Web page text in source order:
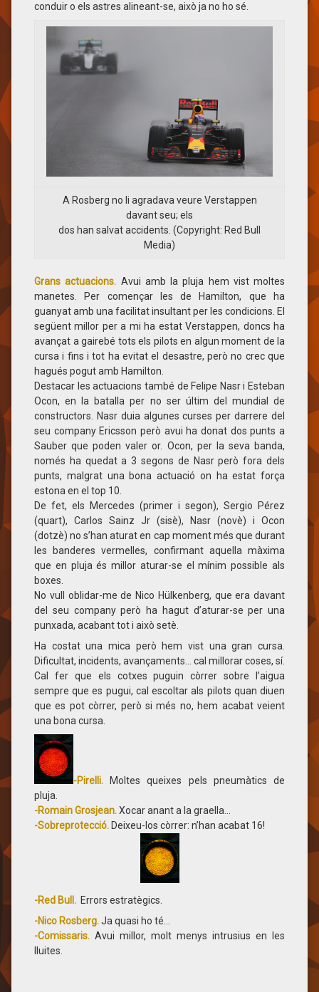
conduir o els astres alineant-se, això ja no ho sé.
A Rosberg no li agradava veure Verstappen
davant seu; els
dos han salvat accidents. (Copyright: Red Bull
Media)
Grans actuacions. Avui amb la pluja hem vist moltes
manetes. Per començar les de Hamilton, que ha
guanyat amb una facilitat insultant per les condicions. El
següent millor per a mi ha estat Verstappen, doncs ha
avançat a gairebé tots els pilots en algun moment de la
cursa i fins i tot ha evitat el desastre, però no crec que
hagués pogut amb Hamilton.
Destacar les actuacions també de Felipe Nasr i Esteban
Ocon, en la batalla per no ser últim del mundial de
constructors. Nasr duia algunes curses per darrere del
seu company Ericsson però avui ha donat dos punts a
Sauber que poden valer or. Ocon, per la seva banda,
només ha quedat a 3 segons de Nasr però fora dels
punts, malgrat una bona actuació on ha estat força
estona en el top 10.
De fet, els Mercedes (primer i segon), Sergio Pérez
(quart), Carlos Sainz Jr (sisè), Nasr (novè) i Ocon
(dotzè) no s’han aturat en cap moment més que durant
les banderes vermelles, confirmant aquella màxima
que en pluja és millor aturar-se el mínim possible als
boxes.
No vull oblidar-me de Nico Hülkenberg, que era davant
del seu company però ha hagut d’aturar-se per una
punxada, acabant tot i això setè.
Ha costat una mica però hem vist una gran cursa.
Dificultat, incidents, avançaments… cal millorar coses, sí.
Cal fer que els cotxes puguin còrrer sobre l’aigua
sempre que es pugui, cal escoltar als pilots quan diuen
que es pot còrrer, però si més no, hem acabat veient
una bona cursa.
-Pirelli. Moltes queixes pels pneumàtics de
pluja.
-Romain Grosjean.Xocar anant a la graella…
-Sobreprotecció. Deixeu-los còrrer: n’han acabat 16!
-Red Bull. Errors estratègics.
-Nico Rosberg.Ja quasi ho té…
-Comissaris. Avui millor, molt menys intrusius en les
lluites.